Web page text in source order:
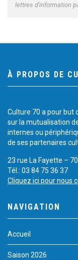
lettres d'information
À PROPOS DE
Culture 70 a pour but
sur la mutualisation
internes ou
de ses partenaires
23 rue La Fayette –
Tél.: 03 84 75 36 37
Cliquez ici pour nous
NAVIGATION
Accueil
Saison 2026